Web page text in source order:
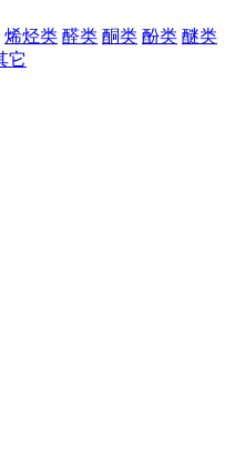
烯烃类 醛类 酮类 酚类 醚类
它